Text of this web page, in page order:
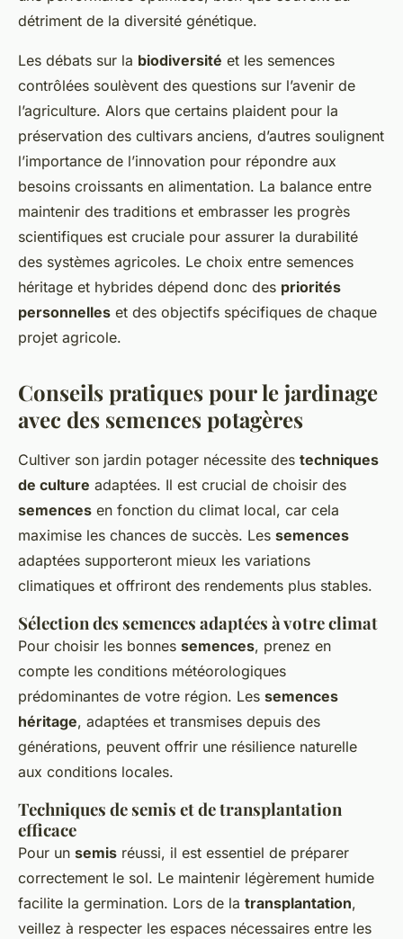
détriment de la diversité génétique.
Les débats sur la biodiversité et les semences
contrôlées soulèvent des questions sur l’avenir de
l’agriculture. Alors que certains plaident pour la
préservation des cultivars anciens, d’autres soulignent
l’importance de l’innovation pour répondre aux
besoins croissants en alimentation. La balance entre
maintenir des traditions et embrasser les progrès
scientifiques est cruciale pour assurer la durabilité
des systèmes agricoles. Le choix entre semences
héritage et hybrides dépend donc des priorités
personnelles et des objectifs spécifiques de chaque
projet agricole.
Conseils pratiques pour le jardinage
avec des semences potagères
Cultiver son jardin potager nécessite des techniques
de culture adaptées. Il est crucial de choisir des
semences en fonction du climat local, car cela
maximise les chances de succès. Les semences
adaptées supporteront mieux les variations
climatiques et offriront des rendements plus stables.
Sélection des semences adaptées à votre climat
Pour choisir les bonnes semences, prenez en
compte les conditions météorologiques
prédominantes de votre région. Les semences
héritage, adaptées et transmises depuis des
générations, peuvent offrir une résilience naturelle
aux conditions locales.
Techniques de semis et de transplantation
efficace
Pour un semis réussi, il est essentiel de préparer
correctement le sol. Le maintenir légèrement humide
facilite la germination. Lors de la transplantation,
veillez à respecter les espaces nécessaires entre les